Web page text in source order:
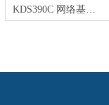
KDS390C 网络基站定相核相电流仪